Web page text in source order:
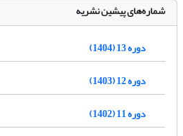
شماره‌های پیشین نشریه
دوره 13 (1404)
دوره 12 (1403)
دوره 11 (1402)